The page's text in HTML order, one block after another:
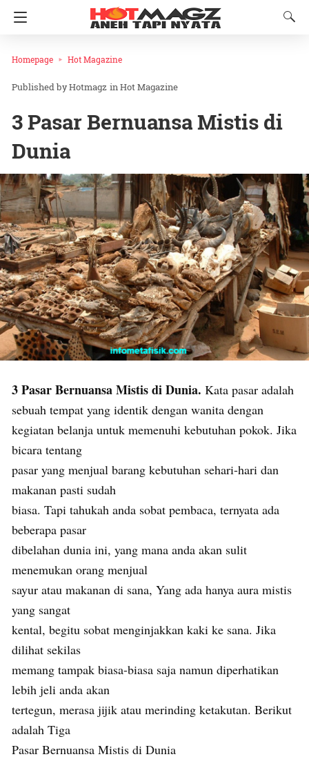
Homepage Hot Magazine
Hotmagz inHot Magazine
3 Pasar Bernuansa Mistis di
Dunia
3 Pasar Bernuansa Mistis di Dunia. Kata pasar adalah
sebuah tempat yang identik dengan wanita dengan
kegiatan belanja untuk memenuhi kebutuhan pokok. Jika
bicara tentang
pasar yang menjual barang kebutuhan sehari-hari dan
makanan pasti sudah
biasa. Tapi tahukah anda sobat pembaca, ternyata ada
beberapa pasar
dibelahan dunia ini, yang mana anda akan sulit
menemukan orang menjual
sayur atau makanan di sana, Yang ada hanya aura mistis
yang sangat
kental, begitu sobat menginjakkan kaki ke sana. Jika
dilihat sekilas
memang tampak biasa-biasa saja namun diperhatikan
lebih jeli anda akan
tertegun, merasa jijik atau merinding ketakutan. Berikut
adalah Tiga
Pasar Bernuansa Mistis di Dunia